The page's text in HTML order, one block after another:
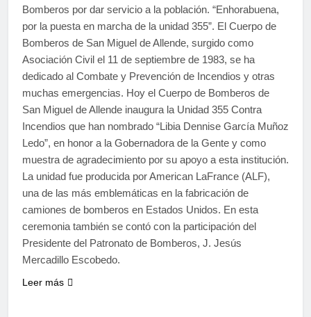
Bomberos por dar servicio a la población. “Enhorabuena,
por la puesta en marcha de la unidad 355”. El Cuerpo de
Bomberos de San Miguel de Allende, surgido como
Asociación Civil el 11 de septiembre de 1983, se ha
dedicado al Combate y Prevención de Incendios y otras
muchas emergencias. Hoy el Cuerpo de Bomberos de
San Miguel de Allende inaugura la Unidad 355 Contra
Incendios que han nombrado “Libia Dennise García Muñoz
Ledo”, en honor a la Gobernadora de la Gente y como
muestra de agradecimiento por su apoyo a esta institución.
La unidad fue producida por American LaFrance (ALF),
una de las más emblemáticas en la fabricación de
camiones de bomberos en Estados Unidos. En esta
ceremonia también se contó con la participación del
Presidente del Patronato de Bomberos, J. Jesús
Mercadillo Escobedo.
Leer más